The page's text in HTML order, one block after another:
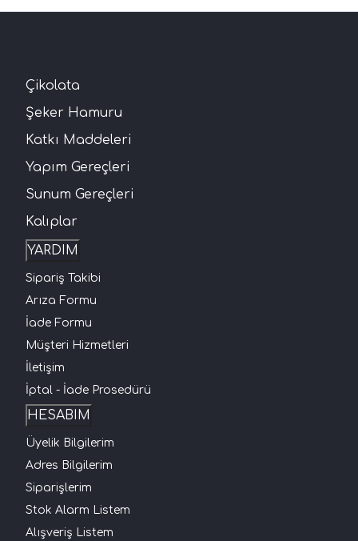
Çikolata
Şeker Hamuru
Katkı Maddeleri
Yapım Gereçleri
Sunum Gereçleri
Kalıplar
YARDIM
Sipariş Takibi
Arıza Formu
İade Formu
Müşteri Hizmetleri
İletişim
İptal - İade Prosedürü
HESABIM
Üyelik Bilgilerim
Adres Bilgilerim
Siparişlerim
Stok Alarm Listem
Alışveriş Listem